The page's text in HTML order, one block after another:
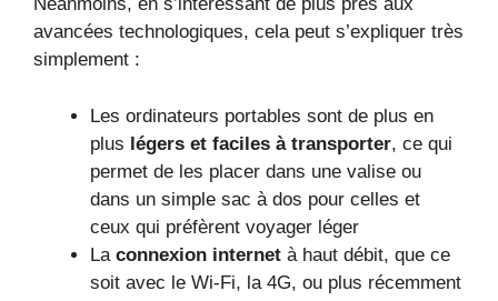
avancées technologiques, cela peut s’expliquer très
simplement :
Les ordinateurs portables sont de plus en
plus légers et faciles à transporter, ce qui
permet de les placer dans une valise ou
dans un simple sac à dos pour celles et
ceux qui préfèrent voyager léger
La connexion internet à haut débit, que ce
soit avec le Wi-Fi, la 4G, ou plus récemment